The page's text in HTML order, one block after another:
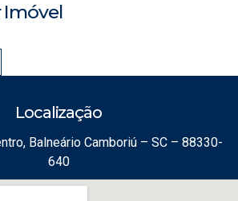
Localização
Balneário Camboriú – SC – 88330-
640